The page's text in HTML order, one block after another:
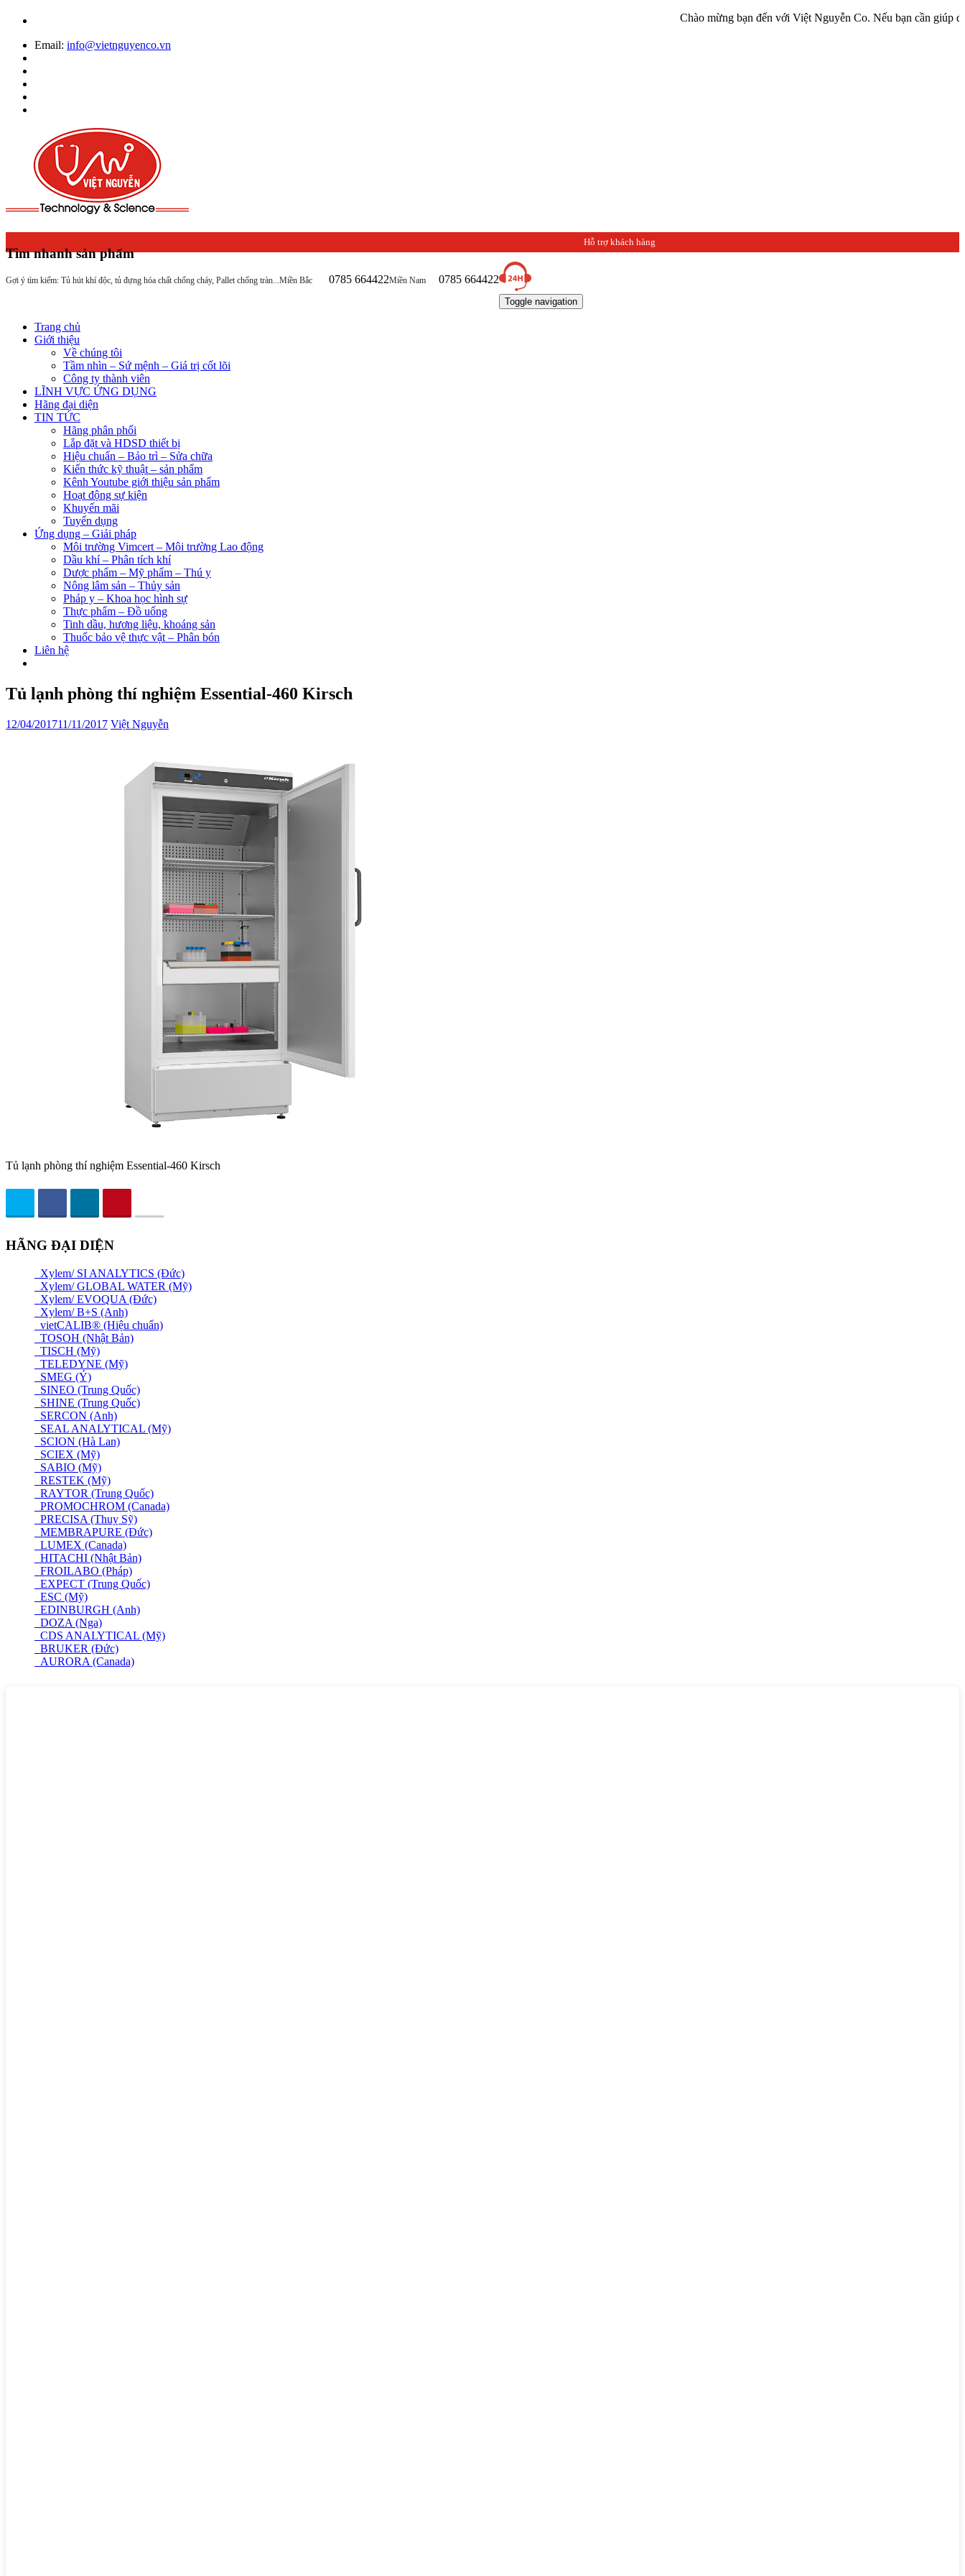
Chào mừng bạn đến với Việt Nguyễn Co. Nếu bạn cần giúp đỡ hãy
Email: info@vietnguyenco.vn
Tìm nhanh sản phẩm
Gợi ý tìm kiếm: Tủ hút khí độc, tủ đựng hóa chất chống cháy, Pallet chống tràn...
Hỗ trợ khách hàng
Miền Bắc 0785 664422Miền Nam 0785 664422
Toggle navigation
Trang chủ
Giới thiệu
Về chúng tôi
Tầm nhìn – Sứ mệnh – Giá trị cốt lõi
Công ty thành viên
LĨNH VỰC ỨNG DỤNG
Hãng đại diện
TIN TỨC
Hãng phân phối
Lắp đặt và HDSD thiết bị
Hiệu chuẩn – Bảo trì – Sửa chữa
Kiến thức kỹ thuật – sản phẩm
Kênh Youtube giới thiệu sản phẩm
Hoạt động sự kiện
Khuyến mãi
Tuyển dụng
Ứng dụng – Giải pháp
Môi trường Vimcert – Môi trường Lao động
Dầu khí – Phân tích khí
Dược phẩm – Mỹ phẩm – Thú y
Nông lâm sản – Thủy sản
Pháp y – Khoa học hình sự
Thực phẩm – Đồ uống
Tinh dầu, hương liệu, khoáng sản
Thuốc bảo vệ thực vật – Phân bón
Liên hệ
Tủ lạnh phòng thí nghiệm Essential-460 Kirsch
12/04/201711/11/2017 Việt Nguyễn
Tủ lạnh phòng thí nghiệm Essential-460 Kirsch
HÃNG ĐẠI DIỆN
Xylem/ SI ANALYTICS (Đức)
Xylem/ GLOBAL WATER (Mỹ)
Xylem/ EVOQUA (Đức)
Xylem/ B+S (Anh)
vietCALIB® (Hiệu chuẩn)
TOSOH (Nhật Bản)
TISCH (Mỹ)
TELEDYNE (Mỹ)
SMEG (Ý)
SINEO (Trung Quốc)
SHINE (Trung Quốc)
SERCON (Anh)
SEAL ANALYTICAL (Mỹ)
SCION (Hà Lan)
SCIEX (Mỹ)
SABIO (Mỹ)
RESTEK (Mỹ)
RAYTOR (Trung Quốc)
PROMOCHROM (Canada)
PRECISA (Thuỵ Sỹ)
MEMBRAPURE (Đức)
LUMEX (Canada)
HITACHI (Nhật Bản)
FROILABO (Pháp)
EXPECT (Trung Quốc)
ESC (Mỹ)
EDINBURGH (Anh)
DOZA (Nga)
CDS ANALYTICAL (Mỹ)
BRUKER (Đức)
AURORA (Canada)